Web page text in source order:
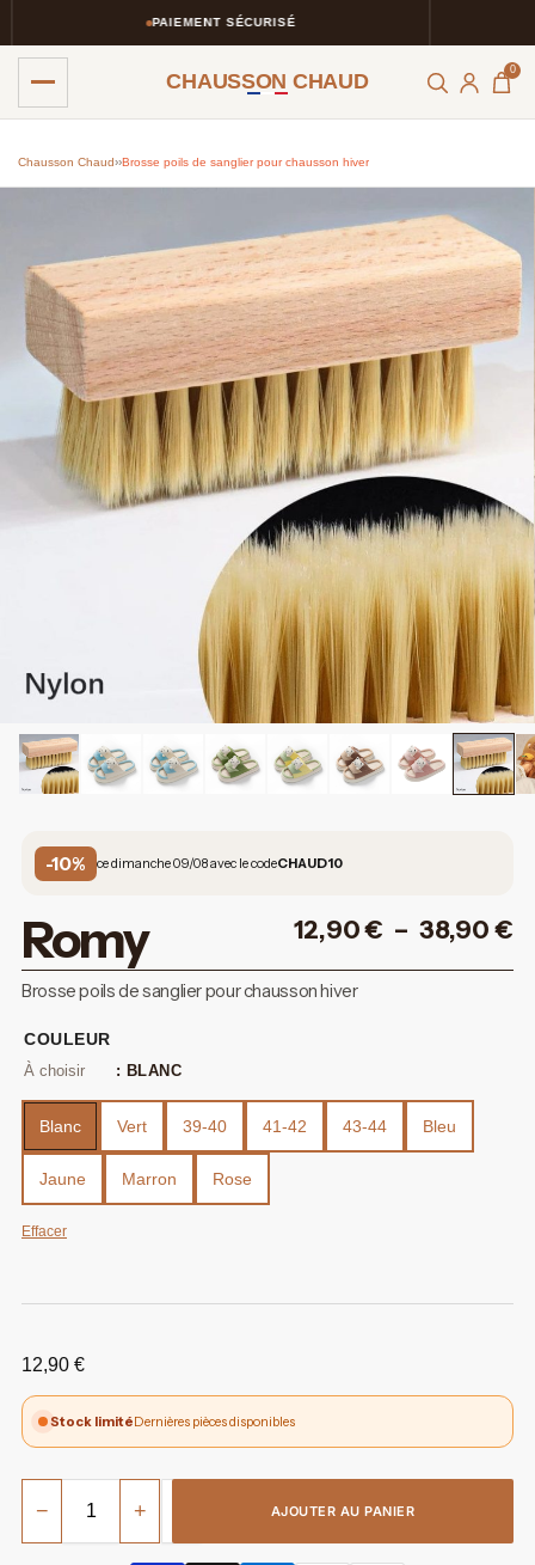
PAIEMENT SÉCURISÉ
CHAUSSON CHAUD 0
Chausson Chaud››Brosse poils de sanglier pour chausson hiver
-10% ce dimanche 09/08 avec le codeCHAUD10
Romy 12,90€ – 38,90€
Brosse poils de sanglier pour chausson hiver
COULEUR
: BLANC
Blanc Vert 39-40 41-42 43-44 Bleu
Jaune Marron Rose
Effacer
12,90 €
Stock limitéDernières pièces disponibles
− + AJOUTER AU PANIER